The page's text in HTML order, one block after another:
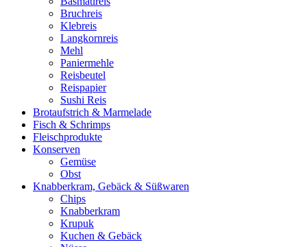
Bruchreis
Klebreis
Langkornreis
Mehl
Paniermehle
Reisbeutel
Reispapier
Sushi Reis
Brotaufstrich & Marmelade
Fisch & Schrimps
Fleischprodukte
Konserven
Gemüse
Obst
Knabberkram, Gebäck & Süßwaren
Chips
Knabberkram
Krupuk
Kuchen & Gebäck